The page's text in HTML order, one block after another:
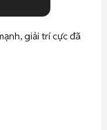
giải trí cực đã